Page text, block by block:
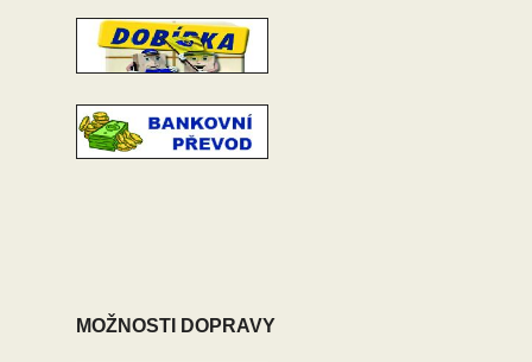
MOŽNOSTI DOPRAVY